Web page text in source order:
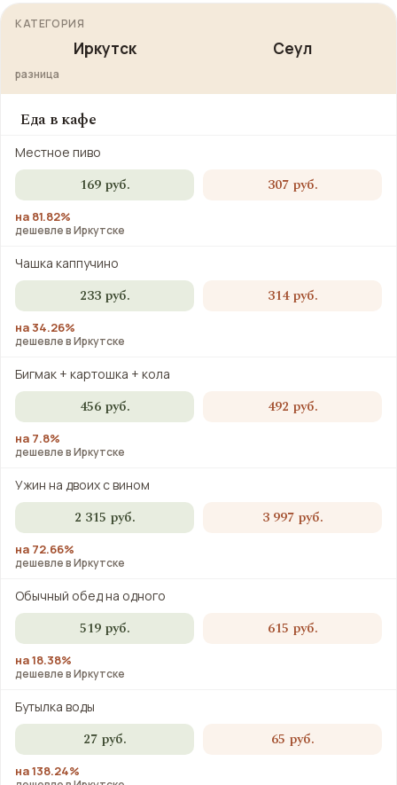
КАТЕГОРИЯ
Иркутск Сеул
разница
Еда в кафе
Местное пиво
169 руб. 307 руб.
на 81.82%
дешевле в Иркутске
Чашка каппучино
233 руб. 314 руб.
на 34.26%
дешевле в Иркутске
Бигмак + картошка + кола
456 руб. 492 руб.
на 7.8%
дешевле в Иркутске
Ужин на двоих с вином
2 315 руб. 3 997 руб.
на 72.66%
дешевле в Иркутске
Обычный обед на одного
519 руб. 615 руб.
на 18.38%
дешевле в Иркутске
Бутылка воды
27 руб. 65 руб.
на 138.24%